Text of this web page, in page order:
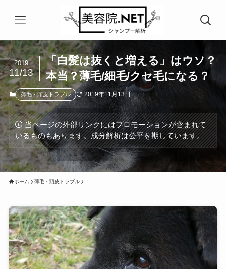
「白髪は抜くと増える」はウソ？
本当？薄毛/細毛/クセ毛になる？
2019
11/13
薄毛・頭皮トラブル 2019年11月13日
当ページの外部リンクにはプロモーションが含まれて
いるものもあります。成分解析は公平を期しています。
ホーム 薄毛・頭皮トラブル